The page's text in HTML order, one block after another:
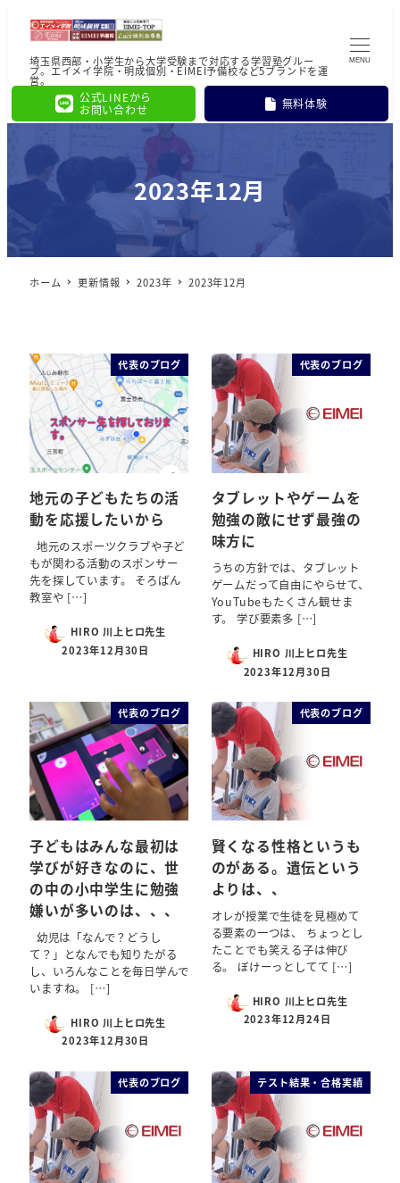
埼玉県西部・小学生から大学受験まで対応する学習塾グルー
プ。エイメイ学院・明成個別・EIMEI予備校など5ブランドを運
営。
公式LINEから
お問い合わせ
無料体験
MENU
2023年12月
ホーム 更新情報 2023年 2023年12月
代表のブログ
地元の子どもたちの活
動を応援したいから
地元のスポーツクラブや子ど
もが関わる活動のスポンサー
先を探しています。 そろばん
教室や […]
HIRO 川上ヒロ先生
2023年12月30日
代表のブログ
タブレットやゲームを
勉強の敵にせず最強の
味方に
うちの方針では、タブレット
ゲームだって自由にやらせて、
YouTubeもたくさん観せま
す。 学び要素多 […]
HIRO 川上ヒロ先生
2023年12月30日
代表のブログ
子どもはみんな最初は
学びが好きなのに、世
の中の小中学生に勉強
嫌いが多いのは、、、
幼児は「なんで？どうし
て？」となんでも知りたがる
し、いろんなことを毎日学んで
いますね。 […]
HIRO 川上ヒロ先生
2023年12月30日
代表のブログ
賢くなる性格というも
のがある。遺伝という
よりは、、
オレが授業で生徒を見極めて
る要素の一つは、 ちょっとし
たことでも笑える子は伸び
る。 ぼけーっとしてて […]
HIRO 川上ヒロ先生
2023年12月24日
代表のブログ テスト結果・合格実績